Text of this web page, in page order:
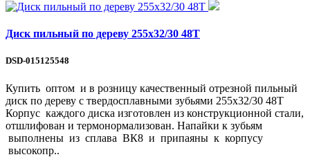
Диск пильный по дереву 255х32/30 48Т
DSD-015125548
Купить оптом и в розницу качественный отрезной пильный
диск по дереву с твердосплавными зубьями 255х32/30 48Т
Корпус каждого диска изготовлен из конструкционной стали,
отшлифован и термонормализован. Напайки к зубьям
выполнены из сплава ВК8 и припаяны к корпусу
высокопр..